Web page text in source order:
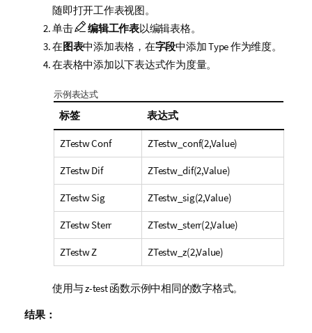
随即打开工作表视图。
单击
编辑工作表以编辑表格。
在图表中添加表格，在字段中添加Type作为维度。
在表格中添加以下表达式作为度量。
示例表达式
标签 表达式
ZTestw Conf ZTestw_conf(2,Value)
ZTestw Dif ZTestw_dif(2,Value)
ZTestw Sig ZTestw_sig(2,Value)
ZTestw Sterr ZTestw_sterr(2,Value)
ZTestw Z ZTestw_z(2,Value)
使用与z-test函数示例中相同的数字格式。
结果：